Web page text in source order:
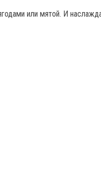
или мятой. И